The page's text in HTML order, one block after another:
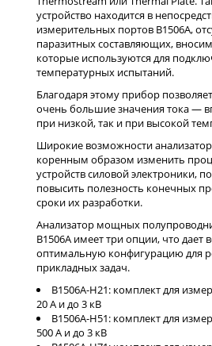
устройство находится в
измерительных портов B1506A,
паразитных составляющих,
которые используются для
температурных испытаний.
Благодаря этому прибор
очень большие значения тока —
при низкой, так и при высокой
Широкие возможности
коренным образом изменить
устройств силовой электроники,
повысить полезность конечных
сроки их разработки.
Анализатор мощных
B1506A имеет три опции, что
оптимальную конфигурацию для
прикладных задач.
B1506A-H21: комплект для
20 A и до 3 кВ
B1506A-H51: комплект для
500 A и до 3 кВ